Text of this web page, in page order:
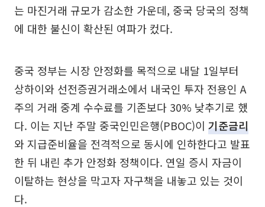
는 마진거래 규모가 감소한 가운데, 중국 당국의 정책
에 대한 불신이 확산된 여파가 컸다.
중국 정부는 시장 안정화를 목적으로 내달 1일부터
상하이와 선전증권거래소에서 내국인 투자 전용인 A
주의 거래 중계 수수료를 기존보다 30% 낮추기로 했
다. 이는 지난 주말 중국인민은행(PBOC)이 기준금리
와 지급준비율을 전격적으로 동시에 인하한다고 발표
한 뒤 내린 추가 안정화 정책이다. 연일 증시 자금이
이탈하는 현상을 막고자 자구책을 내놓고 있는 것이
다.